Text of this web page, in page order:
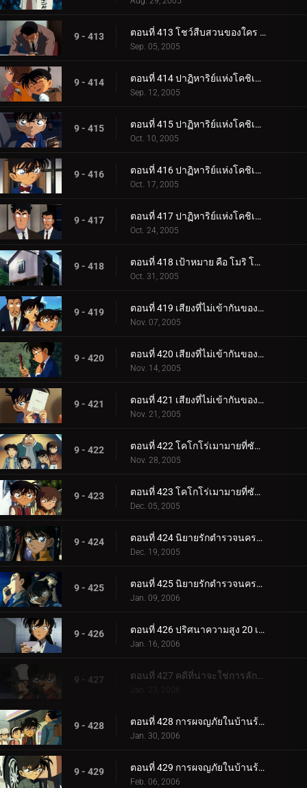
9 - 413 ตอนที่ 413 โชว์สืบสวนของใคร (ตอนจบ)
Sep. 05, 2005
9 - 414 ตอนที่ 414 ปาฏิหาริย์แห่งโคชิเอน ไม่ยอมแพ้ปิศาจที่มองไม่เห็น (ตอนพิเศษ ตอนแรก) ยอดนักสืบจิ๋วโคน_.
Sep. 12, 2005
9 - 415 ตอนที่ 415 ปาฏิหาริย์แห่งโคชิเอน ไม่ยอมแพ้ปิศาจที่มองไม่เห็น (ตอนพิเศษ ตอนที่ 2) ยอดนักสืบจิ๋วโค__.
Oct. 10, 2005
9 - 416 ตอนที่ 416 ปาฏิหาริย์แห่งโคชิเอน ไม่ยอมแพ้ปิศาจที่มองไม่เห็น (ตอนพิเศษ ตอนที่ 3) ยอดนักสืบจิ๋วโค__.
Oct. 17, 2005
9 - 417 ตอนที่ 417 ปาฏิหาริย์แห่งโคชิเอน ไม่ยอมแพ้ปิศาจที่มองไม่เห็น (ตอนพิเศษ ตอนจบ) ยอดนักสืบจิ๋วโคนั_.
Oct. 24, 2005
9 - 418 ตอนที่ 418 เป้าหมาย คือ โมริ โคโกโร่ !
Oct. 31, 2005
9 - 419 ตอนที่ 419 เสียงที่ไม่เข้ากันของสตราดีวาริอุส (เพลงโหมโรง)
Nov. 07, 2005
9 - 420 ตอนที่ 420 เสียงที่ไม่เข้ากันของสตราดีวาริอุส (เพลงท่อนกลาง)
Nov. 14, 2005
9 - 421 ตอนที่ 421 เสียงที่ไม่เข้ากันของสตราดีวาริอุส (เพลงส่งท้าย)
Nov. 21, 2005
9 - 422 ตอนที่ 422 โคโกโร่เมามายที่ซัสสึมะ (ตอนแรก)
Nov. 28, 2005
9 - 423 ตอนที่ 423 โคโกโร่เมามายที่ซัสสึมะ (ตอนจบ)
Dec. 05, 2005
9 - 424 ตอนที่ 424 นิยายรักตำรวจนครบาล ภาค 6 (ตอนแรก)
Dec. 19, 2005
9 - 425 ตอนที่ 425 นิยายรักตำรวจนครบาล ภาค 6 (ตอนจบ)
Jan. 09, 2006
9 - 426 ตอนที่ 426 ปริศนาความสูง 20 เซนติเมตร
Jan. 16, 2006
9 - 427 ตอนที่ 427 คดีที่น่าจะใช่การลักพาตัว
Jan. 23, 2006
9 - 428 ตอนที่ 428 การผจญภัยในบ้านร้างแสนพิลึก (ภาคผนึก)
Jan. 30, 2006
9 - 429 ตอนที่ 429 การผจญภัยในบ้านร้างแสนพิลึก (ภาคกลไก)
Feb. 06, 2006